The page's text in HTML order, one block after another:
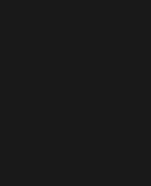
nueva ventana)
nueva ventana)